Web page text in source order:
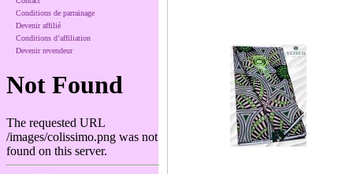
Conditions de parrainage
Devenir affilié
Conditions d’affiliation
Devenir revendeur